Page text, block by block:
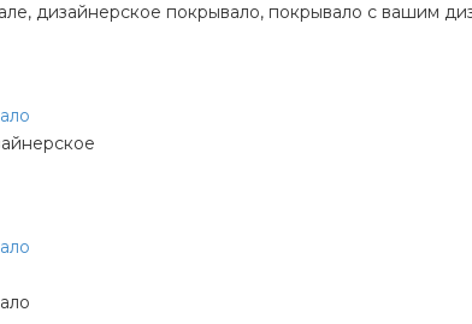
дизайнерское покрывало, покрывало с вашим